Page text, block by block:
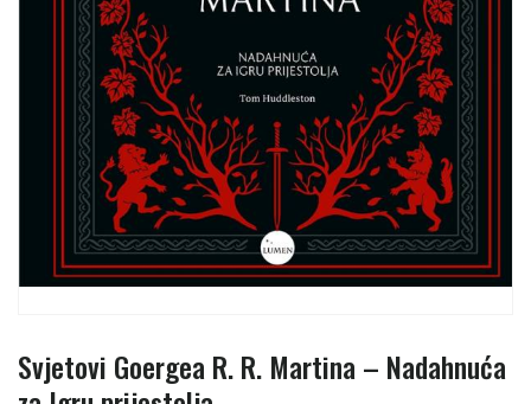
Svjetovi Goergea R. R. Martina – Nadahnuća